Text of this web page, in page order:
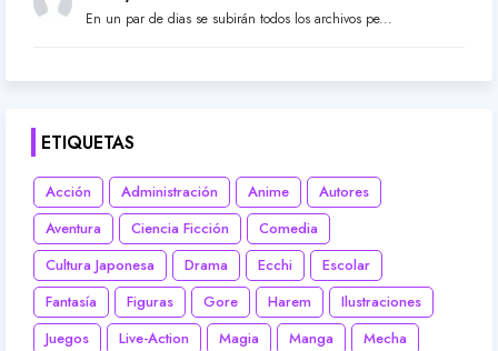
En un par de dias se subirán todos los archivos pe...
ETIQUETAS
Acción Administración Anime
Autores
Aventura
Ciencia Ficción
Comedia
Cultura Japonesa
Drama Ecchi
Escolar
Fantasía
Figuras Gore Harem
Ilustraciones
Juegos
Live-Action Magia Manga
Mecha